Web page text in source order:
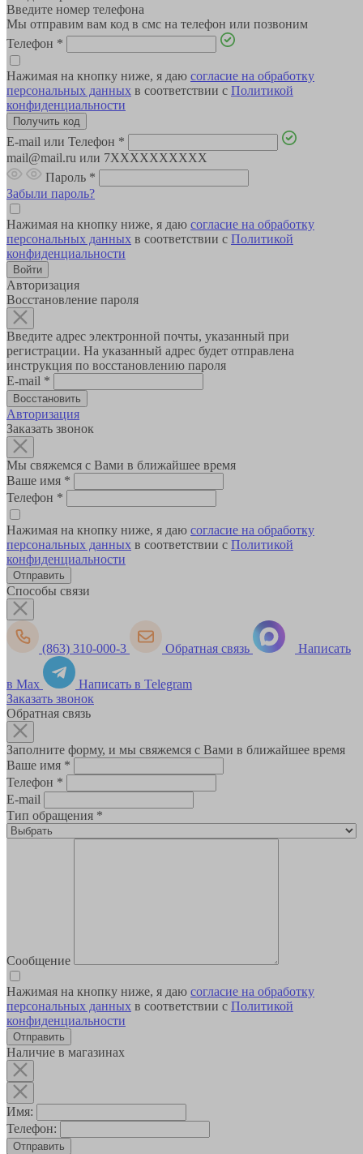
Введите номер телефона
Мы отправим вам код в смс на телефон или позвоним
Телефон *
Нажимая на кнопку ниже, я даю согласие на обработку
персональных данных в соответствии с Политикой
конфиденциальности
E-mail или Телефон *
mail@mail.ru или 7XXXXXXXXXX
Пароль *
Забыли пароль?
Нажимая на кнопку ниже, я даю согласие на обработку
персональных данных в соответствии с Политикой
конфиденциальности
Авторизация
Восстановление пароля
Введите адрес электронной почты, указанный при
регистрации. На указанный адрес будет отправлена
инструкция по восстановлению пароля
E-mail *
Авторизация
Заказать звонок
Мы свяжемся с Вами в ближайшее время
Ваше имя *
Телефон *
Нажимая на кнопку ниже, я даю согласие на обработку
персональных данных в соответствии с Политикой
конфиденциальности
Способы связи
(863) 310-000-3 Обратная связь Написать
в Max
Написать в Telegram
Заказать звонок
Обратная связь
Заполните форму, и мы свяжемся с Вами в ближайшее время
Ваше имя *
Телефон *
E-mail
Тип обращения *
Сообщение
Нажимая на кнопку ниже, я даю согласие на обработку
персональных данных в соответствии с Политикой
конфиденциальности
Наличие в магазинах
Имя:
Телефон:
Отправить